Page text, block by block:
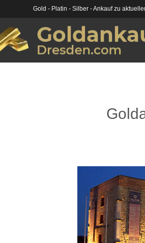
Gold - Platin - Silber - Ankauf zu